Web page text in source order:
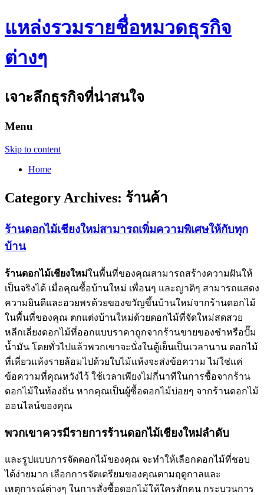
แหล่งรวมรายชื่อหมวดธุรกิจ
ต่างๆ
เจาะลึกธุรกิจที่น่าสนใจ
Menu
Skip to content
Home
Category Archives: ร้านค้า
ร้านดอกไม้เชียงใหม่สามารถเพิ่มความพิเศษให้กับทุก
บ้าน
ร้านดอกไม้เชียงใหม่ในพื้นที่ของคุณสามารถสร้างความฝันให้
เป็นจริงได้ เมื่อคุณซื้อบ้านใหม่ เพื่อนๆ และญาติๆ สามารถแสดง
ความยินดีและอวยพรด้วยของขวัญขึ้นบ้านใหม่จากร้านดอกไม้
ในพื้นที่ของคุณ ตกแต่งบ้านใหม่ด้วยดอกไม้ที่จัดใหม่สดสวย
หลีกเลี่ยงดอกไม้ที่ออกแบบราคาถูกจากร้านขายของชำหรือปั๊ม
น้ำมัน โดยทั่วไปแล้วพวกเขาจะนั่งในตู้เย็นเป็นเวลานาน ดอกไม้
ที่เหี่ยวแห้งรายล้อมไปด้วยใบไม้แห้งจะส่งข้อความ ไม่ใช่แค่
ข้อความที่คุณหวังไว้ ใช้เวลาเพียงไม่กี่นาทีในการซื้อจากร้าน
ดอกไม้ในท้องถิ่น หากคุณเป็นผู้ซื้อดอกไม้บ่อยๆ จากร้านดอกไม้
ออนไลน์ของคุณ
พวกเขาควรมีรายการร้านดอกไม้เชียงใหม่ลำดับ
และรูปแบบการจัดดอกไม้ของคุณ จะทำให้เลือกดอกไม้ที่ชอบ
ได้ง่ายมาก เลือกการจัดเตรียมของคุณตามฤดูกาลและ
เหตุการณ์ต่างๆ ในการสั่งซื้อดอกไม้ให้ใครสักคน กระบวนการ